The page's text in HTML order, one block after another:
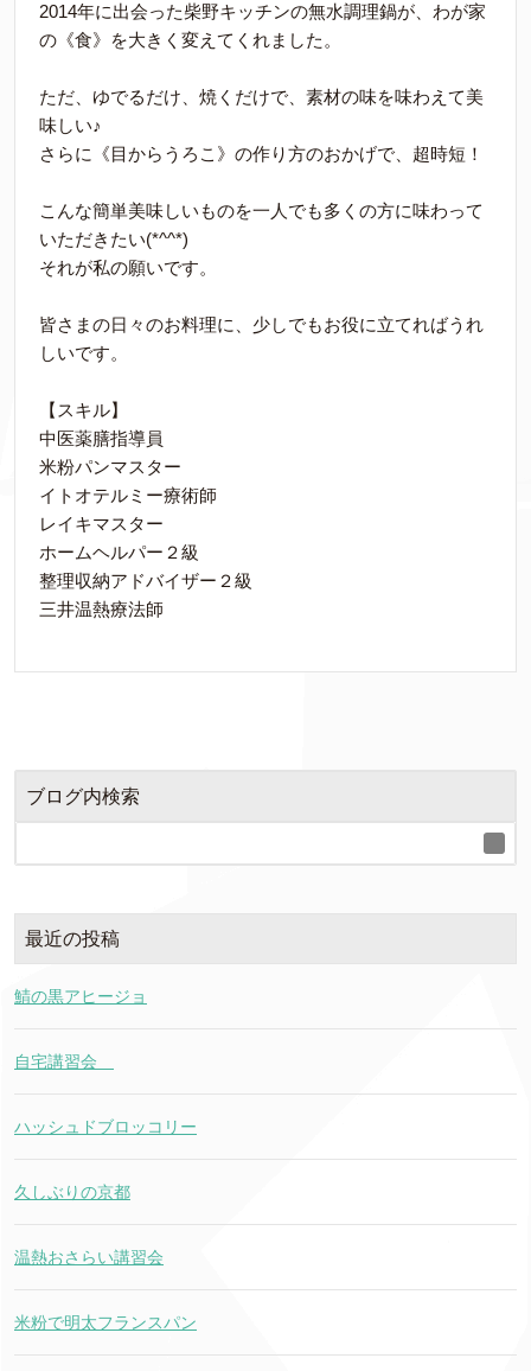
2014年に出会った柴野キッチンの無水調理鍋が、わが家
の《食》を大きく変えてくれました。
ただ、ゆでるだけ、焼くだけで、素材の味を味わえて美
味しい♪
さらに《目からうろこ》の作り方のおかげで、超時短！
こんな簡単美味しいものを一人でも多くの方に味わって
いただきたい(*^^*)
それが私の願いです。
皆さまの日々のお料理に、少しでもお役に立てればうれ
しいです。
【スキル】
中医薬膳指導員
米粉パンマスター
イトオテルミー療術師
レイキマスター
ホームヘルパー２級
整理収納アドバイザー２級
三井温熱療法師
ブログ内検索
最近の投稿
鯖の黒アヒージョ
自宅講習会
ハッシュドブロッコリー
久しぶりの京都
温熱おさらい講習会
米粉で明太フランスパン